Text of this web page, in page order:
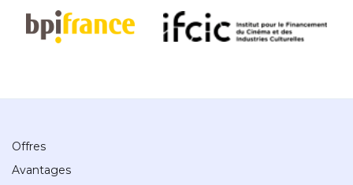
Offres
Avantages